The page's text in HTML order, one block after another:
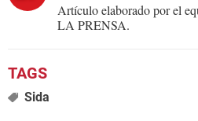
Artículo elaborado por el
LA PRENSA.
Sida